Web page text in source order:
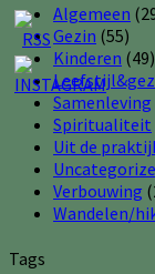
Algemeen
Gezin (55)
Kinderen (49)
Samenleving
Spiritualiteit
Uit de
Verbouwing
Wandelen/
Tags